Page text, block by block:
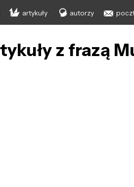
artykuły autorzy
z frazą